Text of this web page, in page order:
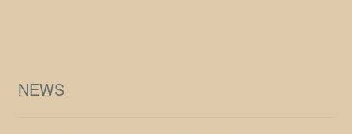
NEWS